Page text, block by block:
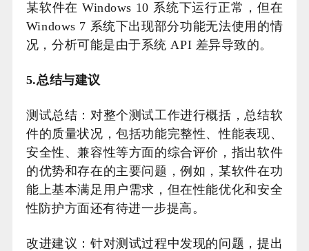
某软件在 Windows 10 系统下运行正常，但在
Windows 7 系统下出现部分功能无法使用的情
况，分析可能是由于系统 API 差异导致的。
5.总结与建议
测试总结：对整个测试工作进行概括，总结软
件的质量状况，包括功能完整性、性能表现、
安全性、兼容性等方面的综合评价，指出软件
的优势和存在的主要问题，例如，某软件在功
能上基本满足用户需求，但在性能优化和安全
性防护方面还有待进一步提高。
改进建议：针对测试过程中发现的问题，提出